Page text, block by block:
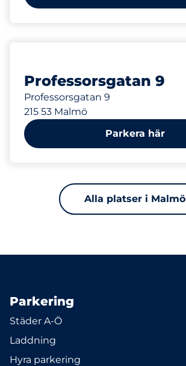
Professorsgatan 9
Professorsgatan 9
215 53 Malmö
Parkera här
Alla platser i Malmö
Parkering
Städer A-Ö
Laddning
Hyra parkering